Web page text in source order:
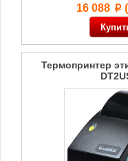
16 088 p
Термопринтер